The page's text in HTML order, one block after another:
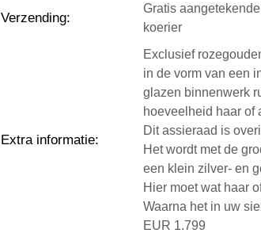
Verzending:
Gratis
koerier
Extra informatie:
Exclusief
in de vorm van een
glazen binnenwerk
hoeveelheid haar of
Dit assieraad is
Het wordt met de
een klein zilver- en
Hier moet wat haar
Waarna het in uw
EUR 1.799